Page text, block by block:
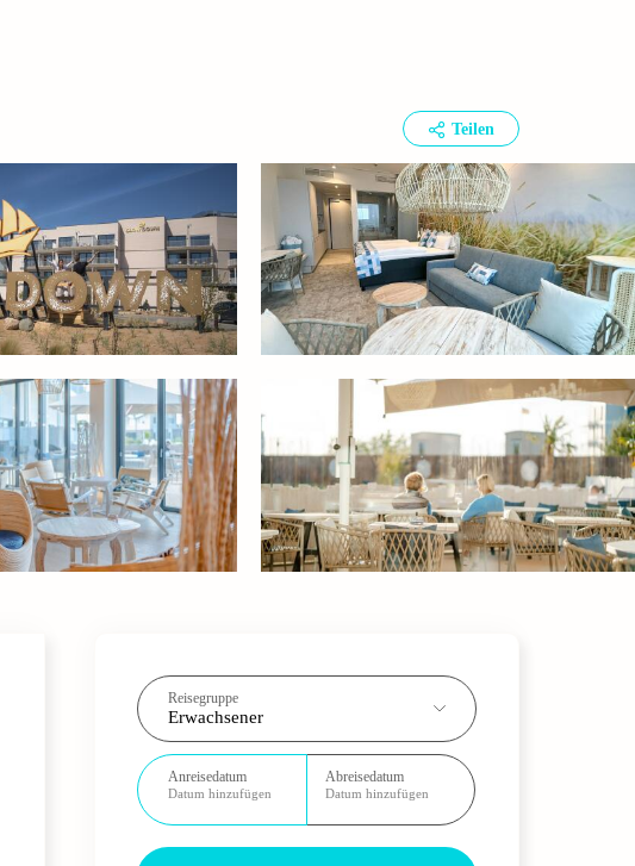
Teilen
Reisegruppe
Erwachsener
Anreisedatum
Datum hinzufügen
Abreisedatum
Datum hinzufügen